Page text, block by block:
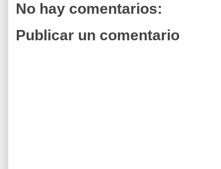
No hay comentarios:
Publicar un comentario